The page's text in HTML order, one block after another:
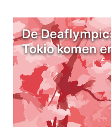
De
Tokio komen